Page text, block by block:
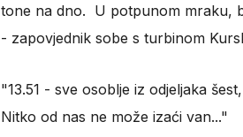
tone na dno. U potpunom mraku,
- zapovjednik sobe s turbinom
"13.51 - sve osoblje iz odjeljaka
Nitko od nas ne može izaći van..."